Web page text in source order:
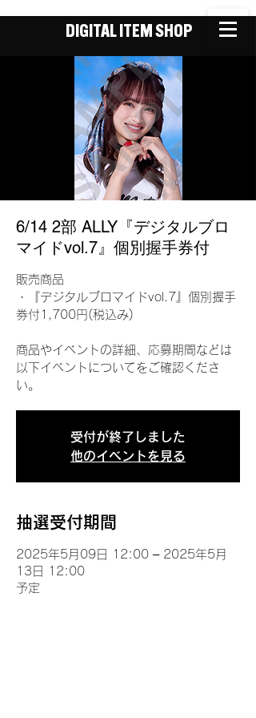
DIGITAL ITEM SHOP
6/14 2部 ALLY『デジタルブロ
マイドvol.7』個別握手券付
販売商品
・『デジタルブロマイドvol.7』個別握手
券付1,700円(税込み)
商品やイベントの詳細、応募期間などは
以下イベントについてをご確認くださ
い。
受付が終了しました
他のイベントを見る
抽選受付期間
2025年5月09日 12:00 – 2025年5月
13日 12:00
予定